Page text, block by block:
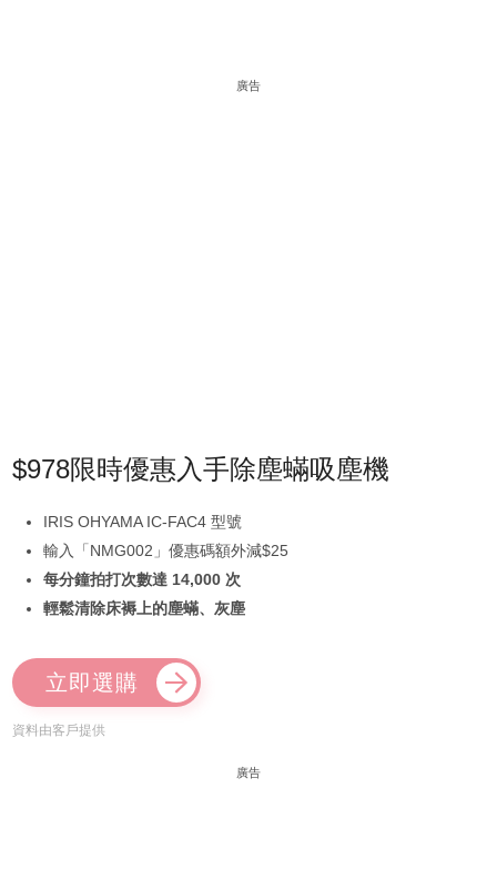
廣告
$978限時優惠入手除塵蟎吸塵機
IRIS OHYAMA IC-FAC4 型號
輸入「NMG002」優惠碼額外減$25
每分鐘拍打次數達 14,000 次
輕鬆清除床褥上的塵蟎、灰塵
立即選購
資料由客戶提供
廣告